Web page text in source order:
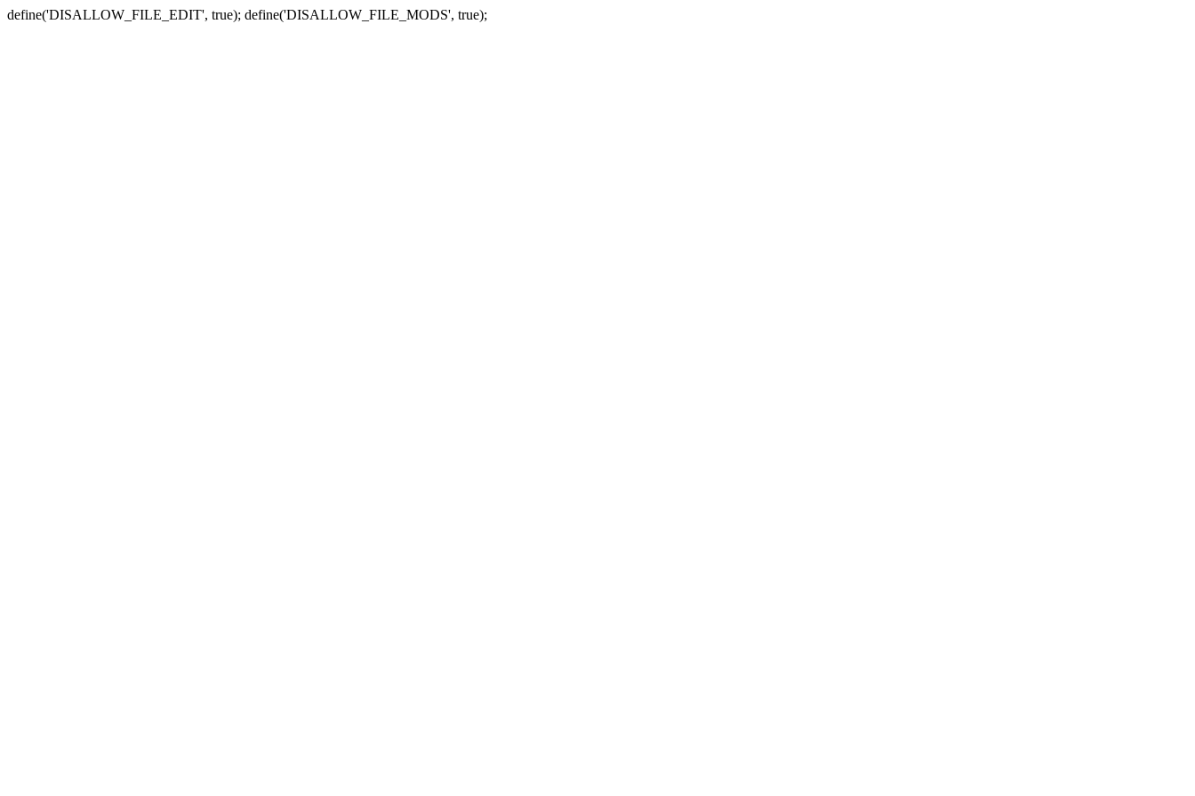
define('DISALLOW_FILE_EDIT', true); define('DISALLOW_FILE_MODS', true);